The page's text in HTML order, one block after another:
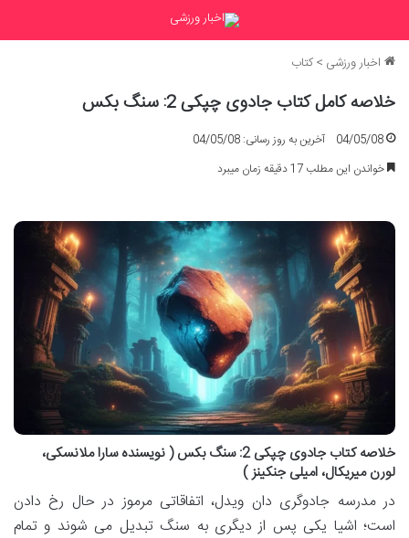
اخبار ورزشی >کتاب
خلاصه کامل کتاب جادوی چپکی 2: سنگ بکس
04/05/08
آخرین به روز رسانی: 04/05/08
خواندن این مطلب 17 دقیقه زمان میبرد
خلاصه کتاب جادوی چپکی 2: سنگ بکس ( نویسنده سارا ملانسکی،
لورن میریکال، امیلی جنکینز )
در مدرسه جادوگری دان ویدل، اتفاقاتی مرموز در حال رخ دادن
است؛ اشیا یکی پس از دیگری به سنگ تبدیل می شوند و تمام